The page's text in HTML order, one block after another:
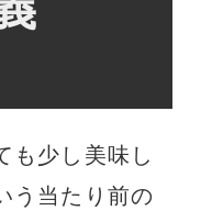
も少し美味し
う当たり前の